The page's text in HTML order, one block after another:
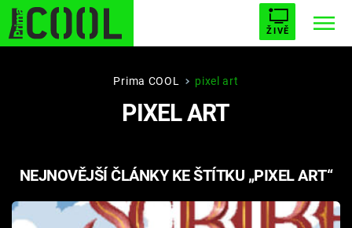
ŽIVĚ
STARHOUSE BUFFY, PŘEMOŽITELKA UPÍRŮ
PLNEJ KOTEL AVENGERS 5
Témata
Prima COOL pixel art
PIXEL ART
NEJNOVĚJŠÍ ČLÁNKY KE ŠTÍTKU „PIXEL ART“